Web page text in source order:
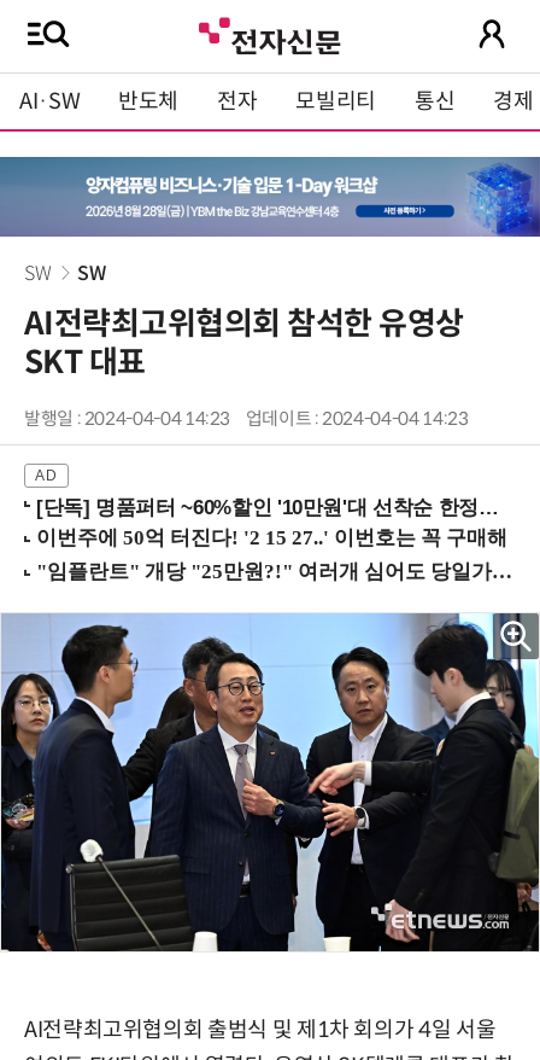
AI·SW 반도체 전자 모빌리티 통신 경제
SW SW
AI전략최고위협의회 참석한 유영상
SKT 대표
발행일 : 2024-04-04 14:23 업데이트 : 2024-04-04 14:23
[단독] 명품퍼터 ~60%할인 '10만원'대 선착순 한정판매!
AI전략최고위협의회 출범식 및 제1차 회의가 4일 서울